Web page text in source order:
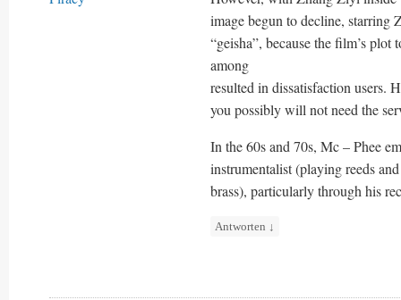
image begun to decline, starring
“geisha”, because the film’s plot
among
resulted in dissatisfaction users.
you possibly will not need the
In the 60s and 70s, Mc – Phee
instrumentalist (playing reeds and
brass), particularly through his
Antworten ↓